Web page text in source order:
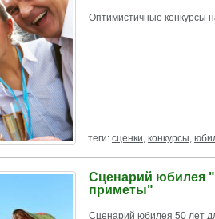
Оптимистичные конкурсы
теги: сценки, конкурсы,
Сценарий юбилея
приметы"
Сценарий юбилея 50 лет